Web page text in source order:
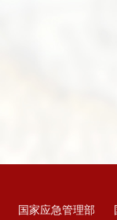
国家应急管理部